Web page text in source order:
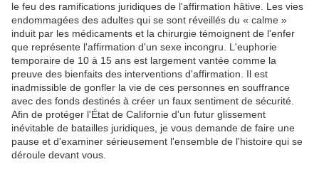
le feu des ramifications juridiques de l'affirmation hâtive. Les vies
endommagées des adultes qui se sont réveillés du « calme »
induit par les médicaments et la chirurgie témoignent de l'enfer
que représente l'affirmation d'un sexe incongru. L'euphorie
temporaire de 10 à 15 ans est largement vantée comme la
preuve des bienfaits des interventions d'affirmation. Il est
inadmissible de gonfler la vie de ces personnes en souffrance
avec des fonds destinés à créer un faux sentiment de sécurité.
Afin de protéger l'État de Californie d'un futur glissement
inévitable de batailles juridiques, je vous demande de faire une
pause et d'examiner sérieusement l'ensemble de l'histoire qui se
déroule devant vous.